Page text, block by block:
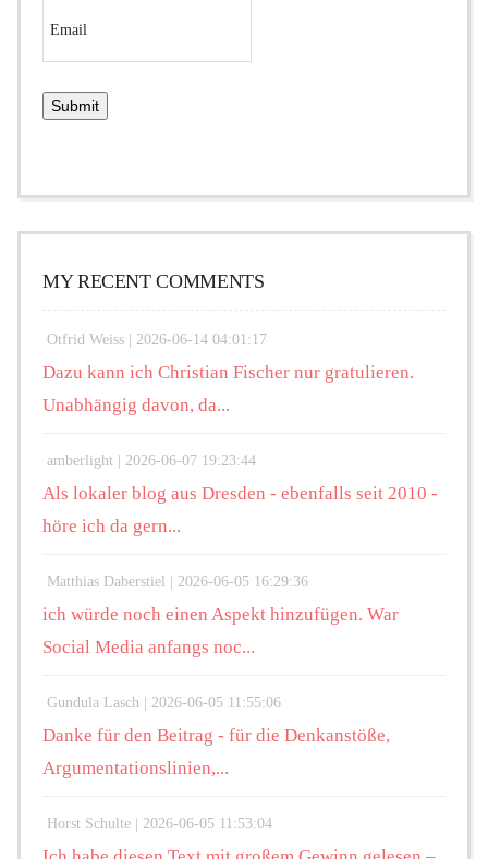
MY RECENT COMMENTS
Otfrid Weiss | 2026-06-14 04:01:17
Dazu kann ich Christian Fischer nur gratulieren.
Unabhängig davon, da...
amberlight | 2026-06-07 19:23:44
Als lokaler blog aus Dresden - ebenfalls seit 2010 -
höre ich da gern...
Matthias Daberstiel | 2026-06-05 16:29:36
ich würde noch einen Aspekt hinzufügen. War
Social Media anfangs noc...
Gundula Lasch | 2026-06-05 11:55:06
Danke für den Beitrag - für die Denkanstöße,
Argumentationslinien,...
Horst Schulte | 2026-06-05 11:53:04